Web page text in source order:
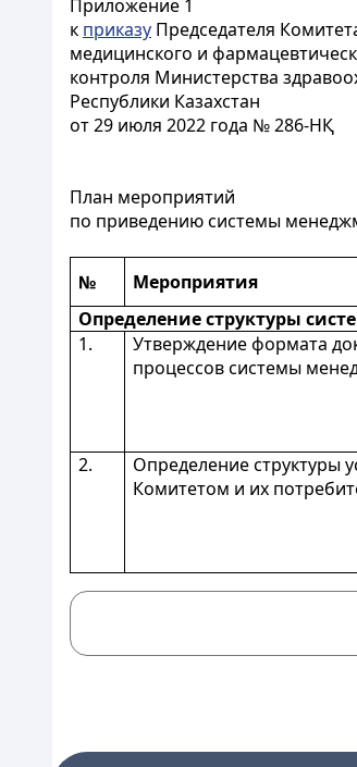
Приложение 1
к приказу Председателя
медицинского и
контроля Министерства
Республики Казахстан
от 29 июля 2022 года № 286-НҚ
План мероприятий
по приведению системы
№ Мероприятия
Определение структуры
1.
Утверждение формата
процессов системы
2.
Определение структуры
Комитетом и их